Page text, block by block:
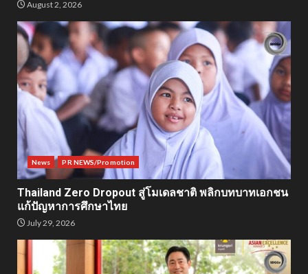
August 2, 2026
News PR NEWS/Promotion
Thailand Zero Dropout สู่โมเดลชาติ พลิกบทบาทเอกชน
แก้ปัญหาการศึกษาไทย
July 29, 2026